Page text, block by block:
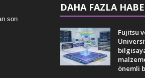
son
DAHA FAZLA
Fujitsu
önemli